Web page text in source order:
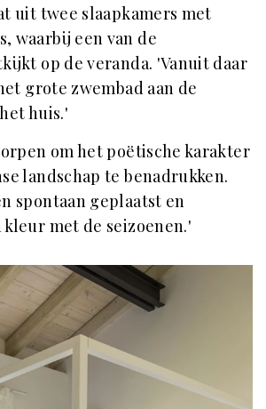
uit twee slaapkamers met
waarbij een van de
op de veranda. 'Vanuit daar
grote zwembad aan de
huis.'
om het poëtische karakter
landschap te benadrukken.
spontaan geplaatst en
met de seizoenen.'